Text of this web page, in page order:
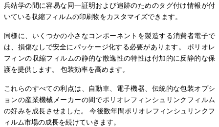
兵站学の間に容易な同一証明および追跡のためのタグ付け情報が付
いている収縮フィルムの印刷物をカスタマイズできます。
同様に、いくつかの小さなコンポーネントを製造する消費者電子で
は、損傷なしで安全にパッケージ化する必要があります。 ポリオレ
フィンの収縮フィルムの静的な散逸性の特性は付加的に反静的な保
護を提供します。 包装効率を高めます。
これらのすべての利点は、自動車、電子機器、伝統的な包装オプシ
ョンの産業機械メーカーの間でポリオレフィンシュリンクフィルム
の好みを成長させました。 今後数年間ポリオレフィンシュリンクフ
ィルム市場の成長を続けていきます。